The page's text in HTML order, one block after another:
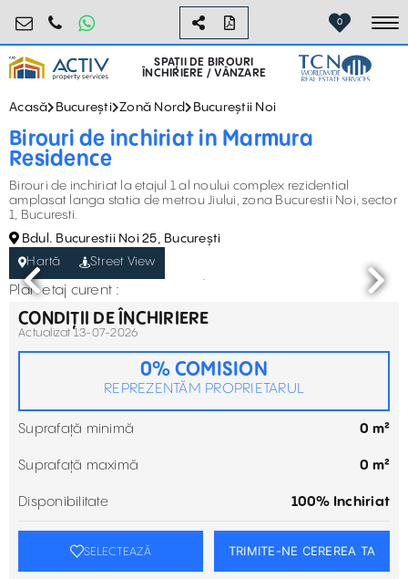
birouri@activpropertyservices.ro
0724.584.442 0
SPAȚII DE BIROURI
ÎNCHIRIERE / VÂNZARE
Acasă București Zonă Nord Bucureștii Noi
Birouri de inchiriat in Marmura
Residence
Birouri de inchiriat la etajul 1 al noului complex rezidential
amplasat langa statia de metrou Jiului, zona Bucurestii Noi, sector
1, Bucuresti.
Bdul. Bucurestii Noi 25, București
Hartă
Street View
Plan etaj curent :
CONDIȚII DE ÎNCHIRIERE
Actualizat 13-07-2026
0% COMISION
REPREZENTĂM PROPRIETARUL
Suprafață minimă 0 m²
Suprafață maximă 0 m²
Disponibilitate 100% Inchiriat
SELECTEAZĂ TRIMITE-NE CEREREA TA